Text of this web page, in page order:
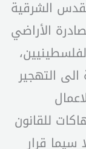
الشرقية
الأراضي
التهجير
للقانون
سيما قرار